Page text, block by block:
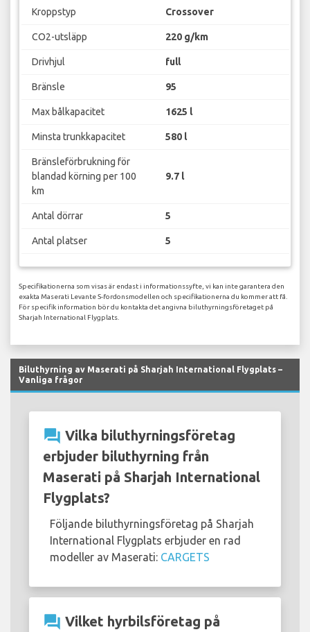
Kroppstyp Crossover
CO2-utsläpp 220 g/km
Drivhjul full
Bränsle 95
Max bålkapacitet 1625 l
Minsta trunkkapacitet 580 l
Bränsleförbrukning för
blandad körning per 100
km
9.7 l
Antal dörrar 5
Antal platser 5
Specifikationerna som visas är endast i informationssyfte, vi kan inte garantera den
exakta Maserati Levante S-fordonsmodellen och specifikationerna du kommer att få.
För specifik information bör du kontakta det angivna biluthyrningsföretaget på
Sharjah International Flygplats.
Biluthyrning av Maserati på Sharjah International Flygplats –
Vanliga frågor
question_answer Vilka biluthyrningsföretag
erbjuder biluthyrning från
Maserati på Sharjah International
Flygplats?
Följande biluthyrningsföretag på Sharjah
International Flygplats erbjuder en rad
modeller av Maserati: CARGETS
question_answer Vilket hyrbilsföretag på